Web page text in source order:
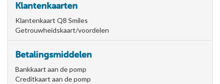
Klantenkaarten
Klantenkaart Q8 Smiles
Getrouwheidskaart/voordelen
Betalingsmiddelen
Bankkaart aan de pomp
Creditkaart aan de pomp